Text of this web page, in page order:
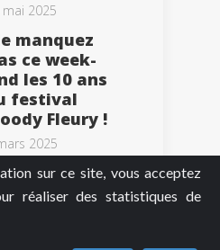
sur ce site, vous acceptez
réaliser des statistiques de
mai 2025
manquez
ce week-
les 10 ans
festival
Fleury !
2025